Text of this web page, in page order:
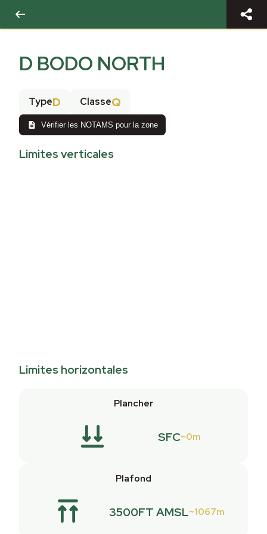
D BODO NORTH
TypeD ClasseQ
Vérifier les NOTAMS pour la zone
Limites verticales
Limites horizontales
Plancher
SFC 0m
Plafond
3500FT AMSL 1067m